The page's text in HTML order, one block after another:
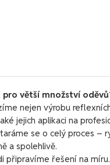
větší množství
nejen výrobu
jejich aplikaci na
se o celý proces –
a spolehlivě.
připravíme řešení na míru.